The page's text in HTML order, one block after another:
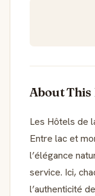
About This
Les Hôtels de
Entre lac et
l’élégance
service. Ici,
l’authenticité